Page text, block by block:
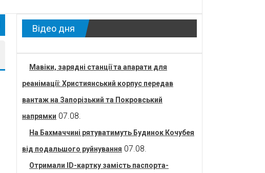
Відео дня
Мавіки, зарядні станції та апарати для
реанімації: Християнський корпус передав
вантаж на Запорізький та Покровський
напрямки 07.08.
На Бахмаччині рятуватимуть Будинок Кочубея
від подальшого руйнування 07.08.
Отримали ID-картку замість паспорта-